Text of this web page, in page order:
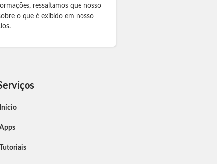
ressaltamos que nosso
o que é exibido em nosso
Início
Apps
Tutoriais